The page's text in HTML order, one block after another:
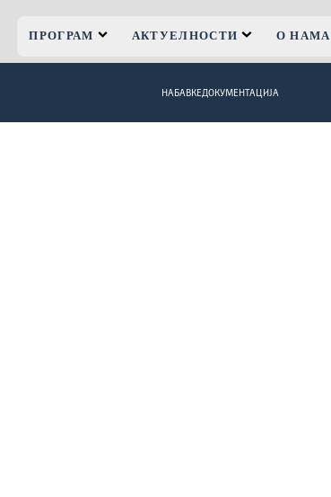
ПРОГРАМ АКТУЕЛНОСТИ О НАМА
НАБАВКЕДОКУМЕНТАЦИЈА